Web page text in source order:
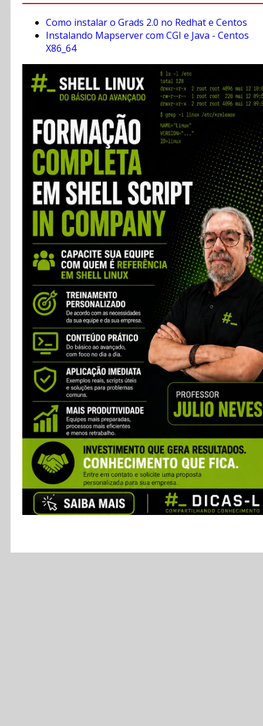
Como instalar o Grads 2.0 no Redhat e Centos
Instalando Mapserver com CGI e Java - Centos
X86_64